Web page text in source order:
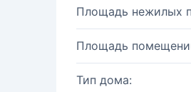
Площадь нежилых
Площадь
Тип дома: